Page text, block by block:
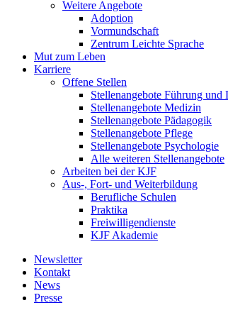
Weitere Angebote
Adoption
Vormundschaft
Zentrum Leichte Sprache
Mut zum Leben
Karriere
Offene Stellen
Stellenangebote Führung und
Stellenangebote Medizin
Stellenangebote Pädagogik
Stellenangebote Pflege
Stellenangebote Psychologie
Alle weiteren Stellenangebote
Arbeiten bei der KJF
Aus-, Fort- und Weiterbildung
Berufliche Schulen
Praktika
Freiwilligendienste
KJF Akademie
Newsletter
Kontakt
News
Presse